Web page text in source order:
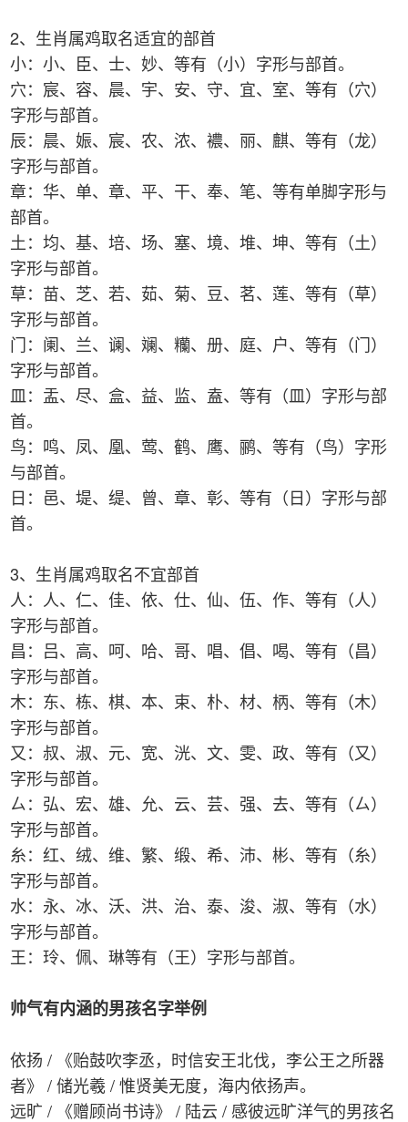
2、生肖属鸡取名适宜的部首
小：小、臣、士、妙、等有（小）字形与部首。
穴：宸、容、晨、宇、安、守、宜、室、等有（穴）
字形与部首。
辰：晨、娠、宸、农、浓、襛、丽、麒、等有（龙）
字形与部首。
章：华、单、章、平、干、奉、笔、等有单脚字形与
部首。
土：均、基、培、场、塞、境、堆、坤、等有（土）
字形与部首。
草：苗、芝、若、茹、菊、豆、茗、莲、等有（草）
字形与部首。
门：阑、兰、谰、斓、糷、册、庭、户、等有（门）
字形与部首。
皿：盂、尽、盒、益、监、盍、等有（皿）字形与部
首。
鸟：鸣、凤、凰、莺、鹤、鹰、鹂、等有（鸟）字形
与部首。
日：邑、堤、缇、曾、章、彰、等有（日）字形与部
首。
3、生肖属鸡取名不宜部首
人：人、仁、佳、依、仕、仙、伍、作、等有（人）
字形与部首。
昌：吕、高、呵、哈、哥、唱、倡、喝、等有（昌）
字形与部首。
木：东、栋、棋、本、束、朴、材、柄、等有（木）
字形与部首。
又：叔、淑、元、宽、洸、文、雯、政、等有（又）
字形与部首。
ㄙ：弘、宏、雄、允、云、芸、强、去、等有（ㄙ）
字形与部首。
糸：红、绒、维、繁、缎、希、沛、彬、等有（糸）
字形与部首。
水：永、冰、沃、洪、治、泰、浚、淑、等有（水）
字形与部首。
王：玲、佩、琳等有（王）字形与部首。
帅气有内涵的男孩名字举例
依扬 / 《贻鼓吹李丞，时信安王北伐，李公王之所器
者》 / 储光羲 / 惟贤美无度，海内依扬声。
远旷 / 《赠顾尚书诗》 / 陆云 / 感彼远旷洋气的男孩名